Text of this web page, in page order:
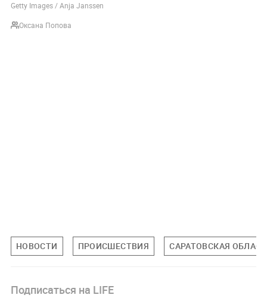
Getty Images / Anja Janssen
Оксана Попова
НОВОСТИ ПРОИСШЕСТВИЯ САРАТОВСКАЯ
Подписаться на LIFE